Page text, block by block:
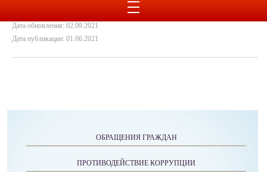
Дата обновления: 02.09.2021
Дата публикации: 01.06.2021
ОБРАЩЕНИЯ ГРАЖДАН
ПРОТИВОДЕЙСТВИЕ КОРРУПЦИИ